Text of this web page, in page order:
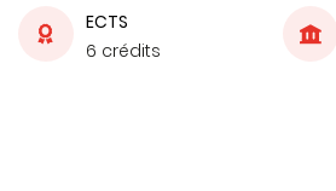
ECTS
6 crédits